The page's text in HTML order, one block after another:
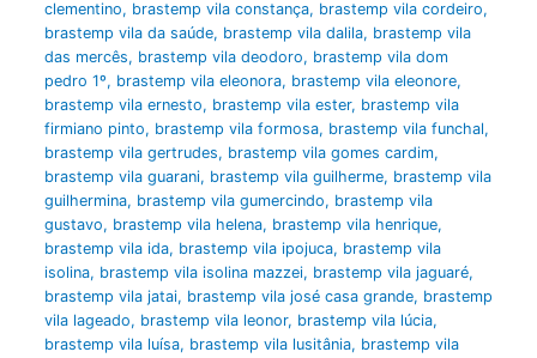
clementino, brastemp vila constança, brastemp vila cordeiro,
brastemp vila da saúde, brastemp vila dalila, brastemp vila
das mercês, brastemp vila deodoro, brastemp vila dom
pedro 1º, brastemp vila eleonora, brastemp vila eleonore,
brastemp vila ernesto, brastemp vila ester, brastemp vila
firmiano pinto, brastemp vila formosa, brastemp vila funchal,
brastemp vila gertrudes, brastemp vila gomes cardim,
brastemp vila guarani, brastemp vila guilherme, brastemp vila
guilhermina, brastemp vila gumercindo, brastemp vila
gustavo, brastemp vila helena, brastemp vila henrique,
brastemp vila ida, brastemp vila ipojuca, brastemp vila
isolina, brastemp vila isolina mazzei, brastemp vila jaguaré,
brastemp vila jatai, brastemp vila josé casa grande, brastemp
vila lageado, brastemp vila leonor, brastemp vila lúcia,
brastemp vila luísa, brastemp vila lusitânia, brastemp vila